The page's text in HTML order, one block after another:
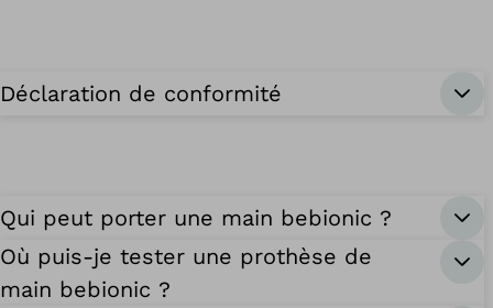
Déclaration de conformité
Qui peut porter une main bebionic ?
Où puis-je tester une prothèse de
main bebionic ?